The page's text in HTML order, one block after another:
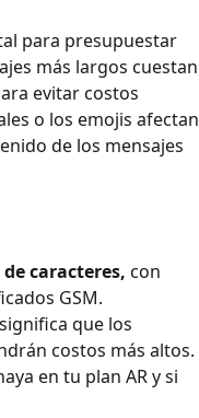
para presupuestar
más largos cuestan
evitar costos
o los emojis afectan
de los mensajes
caracteres, con
GSM.
que los
costos más altos.
en tu plan AR y si